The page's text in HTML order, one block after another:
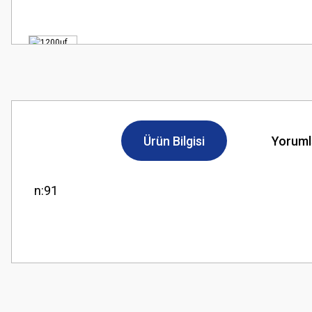
Ürün Bilgisi
n:91
Görüş ve önerileriniz için teşekkür ederiz.